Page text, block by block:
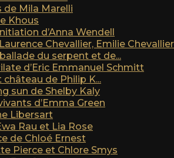
de Mila Marelli
Khous
d’Anna Wendell
Chevallier, Emilie Chevallier
du serpent et de...
d’Eric Emmanuel Schmitt
de Philip K...
sun de Shelby Kaly
d’Emma Green
Libersart
Rau et Lia Rose
de Chloé Ernest
Pierce et Chlore Smys